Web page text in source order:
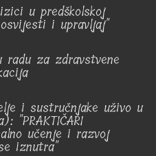
u predškolskoj
i upravljaj"
radu za zdravstvene
i sustručnjake uživo u
"PRAKTIČARI
učenje i razvoj
iznutra"